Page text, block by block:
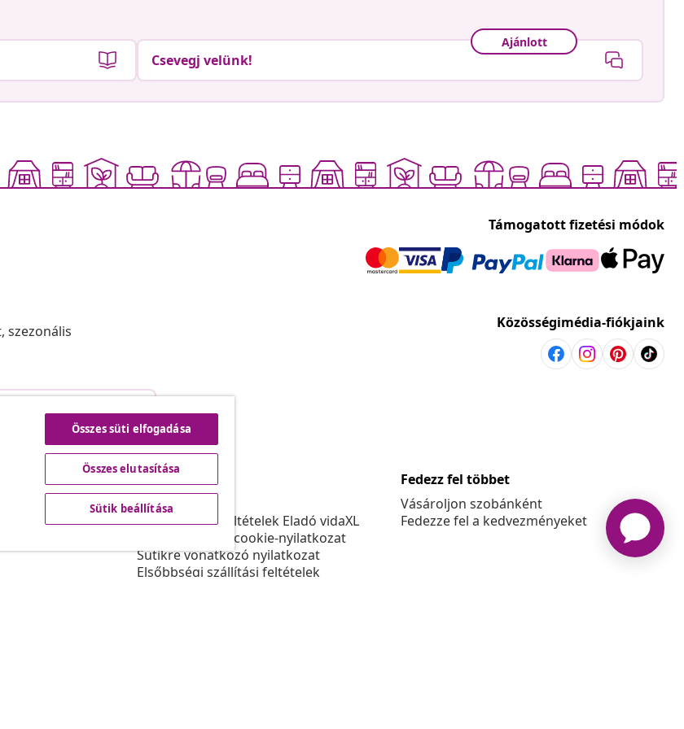
Ajánlott
Csevegj velünk!
Támogatott fizetési módok
szezonális
Közösségimédia-fiókjaink
való elállás
vidaXL
A vidaXL-ről
Felhasználási feltételek Eladó vidaXL
Adatvédelmi és cookie-nyilatkozat
Sütikre vonatkozó nyilatkozat
Elsőbbségi szállítási feltételek
Fedezz fel többet
Vásároljon szobánként
Fedezze fel a kedvezményeket
Összes süti elfogadása
Összes elutasítása
Sütik beállítása